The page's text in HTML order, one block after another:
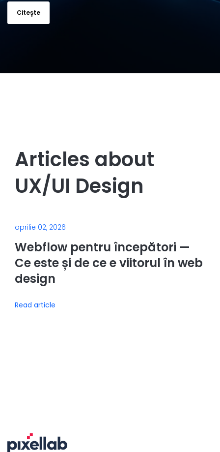
Citește
Articles about
UX/UI Design
aprilie 02, 2026
Webflow pentru începători —
Ce este și de ce e viitorul în web
design
Read article